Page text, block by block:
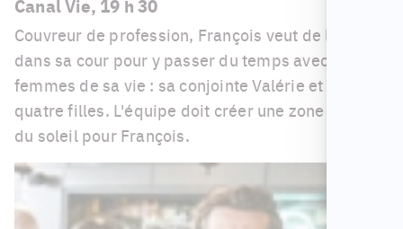
Canal Vie, 19 h 30
Couvreur de profession, François veut de l'ombre
dans sa cour pour y passer du temps avec les
femmes de sa vie : sa conjointe Valérie et leurs
quatre filles. L'équipe doit créer une zone à l'abri
du soleil pour François.